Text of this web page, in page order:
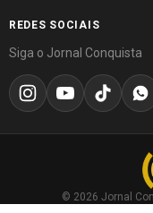
REDES SOCIAIS
Siga o Jornal Conquista
© 2026 Jornal